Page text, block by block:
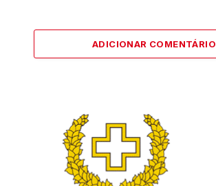
ADICIONAR COMENTÁRIO